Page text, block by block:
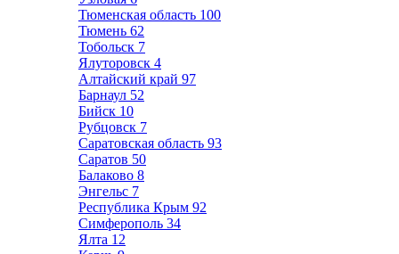
Тюменская область 100
Тюмень 62
Тобольск 7
Ялуторовск 4
Алтайский край 97
Барнаул 52
Бийск 10
Рубцовск 7
Саратовская область 93
Саратов 50
Балаково 8
Энгельс 7
Республика Крым 92
Симферополь 34
Ялта 12